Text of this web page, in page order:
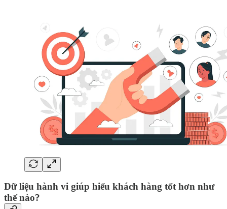
Dữ liệu hành vi giúp hiểu khách hàng tốt hơn như
thế nào?